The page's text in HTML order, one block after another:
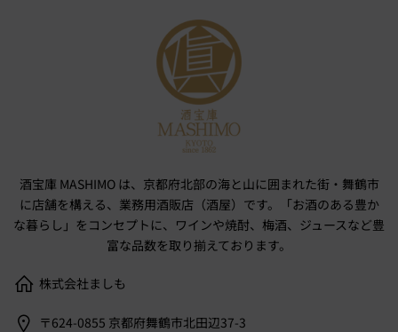
酒宝庫 MASHIMO は、京都府北部の海と山に囲まれた街・舞鶴市
に店舗を構える、業務用酒販店（酒屋）です。「お酒のある豊か
な暮らし」をコンセプトに、ワインや焼酎、梅酒、ジュースなど豊
富な品数を取り揃えております。
株式会社ましも
〒624-0855 京都府舞鶴市北田辺37-3